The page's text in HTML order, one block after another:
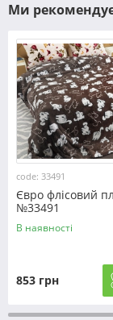
Ми
code: 33491
Євро флісовий
№33491
В наявності
853 грн